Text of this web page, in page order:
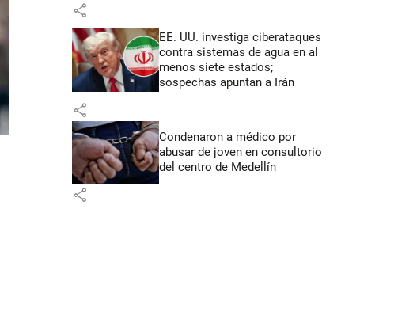
share
EE. UU. investiga ciberataques
contra sistemas de agua en al
menos siete estados;
sospechas apuntan a Irán
share
Condenaron a médico por
abusar de joven en consultorio
del centro de Medellín
share